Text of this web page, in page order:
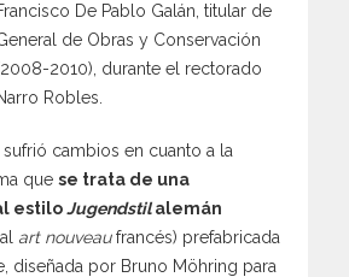
De Pablo Galán, titular de
de Obras y Conservación
2010), durante el rectorado
Robles.
cambios en cuanto a la
que se trata de una
estiloJugendstilalemán
art nouveaufrancés) prefabricada
diseñada por Bruno Möhring para